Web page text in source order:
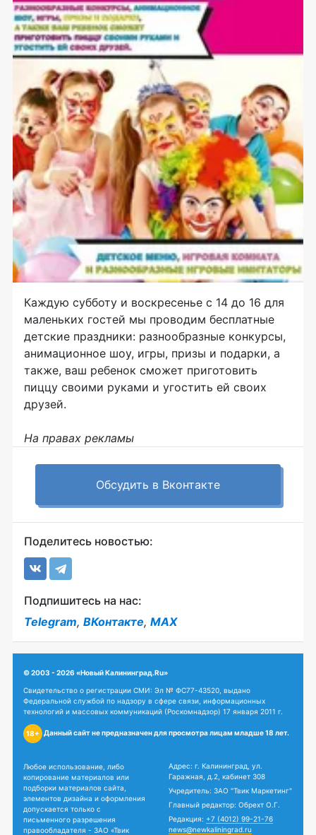
Каждую субботу и воскресенье с 14 до 16 для
маленьких гостей мы проводим бесплатные
детские праздники: разнообразные конкурсы,
анимационное шоу, игры, призы и подарки, а
также, ваш ребенок сможет приготовить
пиццу своими руками и угостить ей своих
друзей.
На правах рекламы
Обсудить в Вконтакте
Поделитесь новостью:
Подпишитесь на нас:
Telegram, ВКонтакте, MAX
© 2003 - 2026 «Новый Калининград.Ru»
Свидетельство о регистрации СМИ: Эл № ФС77-43520, выдано
Федеральной службой по надзору в сфере связи, информационных
технологий и массовых коммуникаций (Роскомнадзор) 17 января 2011 г.
18+ Данный сайт не предназначен для просмотра лицам младше 18 лет.
Любое использование, либо
копирование материалов или
подборки материалов сайта,
элементов дизайна и оформления
допускается только с
письменного разрешения
правообладателя - ЗАО «Твик
Адрес: г. Калининград, ул.
Гаражная, д.2, кабинет 308
Учредитель: ЗАО "Твик Маркетинг"
Главный редактор: Обрехт О.Г.
Редакция: +7 (4012) 99-21-76
news@newkaliningrad.ru